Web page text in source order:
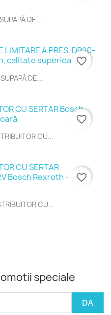
DE...
DE...
favorite_border
CU...
favorite_border
CU...
favorite_border
speciale